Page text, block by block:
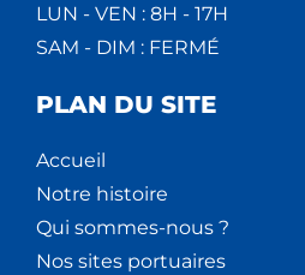
LUN - VEN : 8H - 17H
SAM - DIM : FERMÉ
PLAN DU SITE
Accueil
Notre histoire
Qui sommes-nous ?
Nos sites portuaires